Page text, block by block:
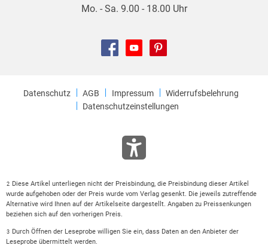
Mo. - Sa. 9.00 - 18.00 Uhr
Datenschutz AGB Impressum
Widerrufsbelehrung
Datenschutzeinstellungen
2
Diese Artikel unterliegen nicht der Preisbindung, die Preisbindung dieser Artikel
wurde aufgehoben oder der Preis wurde vom Verlag gesenkt. Die jeweils zutreffende
Alternative wird Ihnen auf der Artikelseite dargestellt. Angaben zu Preissenkungen
beziehen sich auf den vorherigen Preis.
3
Durch Öffnen der Leseprobe willigen Sie ein, dass Daten an den Anbieter der
Leseprobe übermittelt werden.